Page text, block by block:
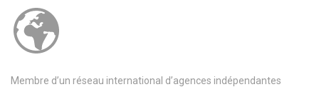
Membre d’un réseau international d’agences indépendantes